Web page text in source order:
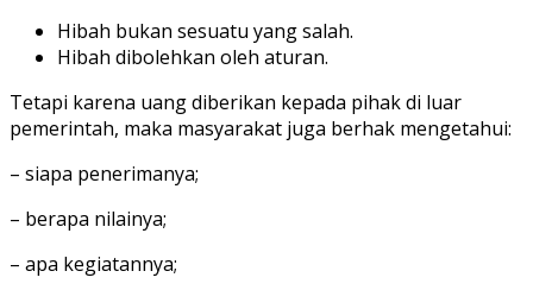
Hibah bukan sesuatu yang salah.
Hibah dibolehkan oleh aturan.
Tetapi karena uang diberikan kepada pihak di luar
pemerintah, maka masyarakat juga berhak mengetahui:
– siapa penerimanya;
– berapa nilainya;
– apa kegiatannya;